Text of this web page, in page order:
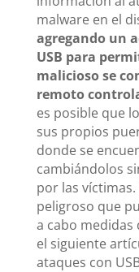
malware en el
agregando un
USB para
malicioso se
remoto
es posible que
sus propios
donde se
cambiándolos
por las
peligroso que
a cabo
el siguiente
ataques con